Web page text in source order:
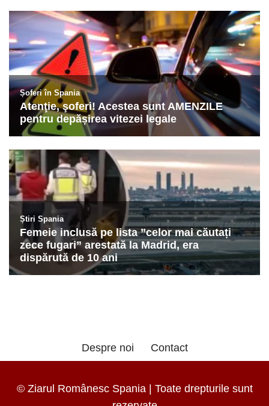
Despre noi Contact
© Ziarul Românesc Spania | Toate drepturile sunt